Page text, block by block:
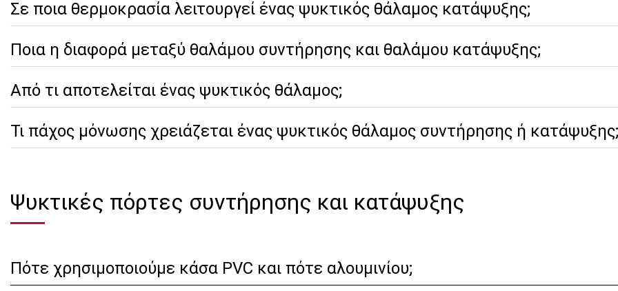
Σε ποια θερμοκρασία λειτουργεί ένας ψυκτικός θάλαμος κατάψυξης;
Ποια η διαφορά μεταξύ θαλάμου συντήρησης και θαλάμου κατάψυξης;
Από τι αποτελείται ένας ψυκτικός θάλαμος;
Τι πάχος μόνωσης χρειάζεται ένας ψυκτικός θάλαμος συντήρησης ή κατάψυξης;
Ψυκτικές πόρτες συντήρησης και κατάψυξης
Πότε χρησιμοποιούμε κάσα PVC και πότε αλουμινίου;